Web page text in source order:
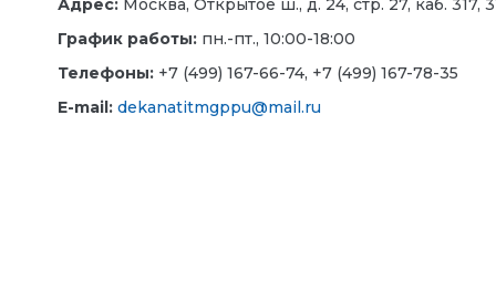
Адрес: Москва, Открытое ш., д. 24, стр. 27, каб. 317,
График работы: пн.-пт., 10:00-18:00
Телефоны: +7 (499) 167-66-74, +7 (499) 167-78-35
E-mail: dekanatitmgppu@mail.ru